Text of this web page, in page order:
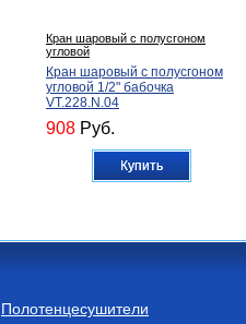
Кран шаровый с полусгоном
угловой
Кран шаровый с полусгоном
угловой 1/2" бабочка
VT.228.N.04
908 Руб.
Купить
Полотенцесушители